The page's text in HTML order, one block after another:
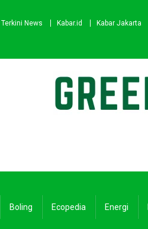
Terkini News Kabar.id Kabar Jakarta
Boling Ecopedia Energi